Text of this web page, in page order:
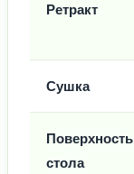
Ретракт
Сушка
Поверхность
стола